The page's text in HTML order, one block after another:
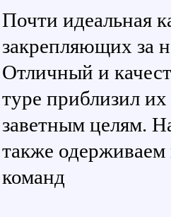
Почти идеальная
закрепляющих за
Отличный и
туре приблизил
заветным целям.
также
команд